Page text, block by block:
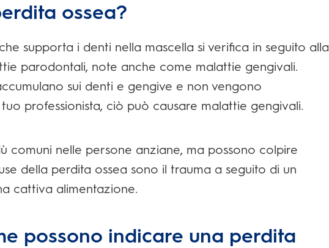
ossea?
supporta i denti nella mascella si verifica in seguito alla
parodontali, note anche come malattie gengivali.
sui denti e gengive e non vengono
professionista, ciò può causare malattie gengivali.
comuni nelle persone anziane, ma possono colpire
della perdita ossea sono il trauma a seguito di un
cattiva alimentazione.
possono indicare una perdita